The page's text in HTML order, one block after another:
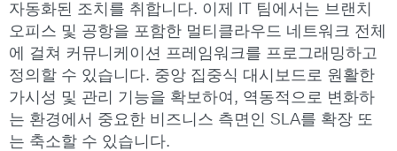
자동화된 조치를 취합니다. 이제 IT 팀에서는 브랜치
오피스 및 공항을 포함한 멀티클라우드 네트워크 전체
에 걸쳐 커뮤니케이션 프레임워크를 프로그래밍하고
정의할 수 있습니다. 중앙 집중식 대시보드로 원활한
가시성 및 관리 기능을 확보하여, 역동적으로 변화하
는 환경에서 중요한 비즈니스 측면인 SLA를 확장 또
는 축소할 수 있습니다.